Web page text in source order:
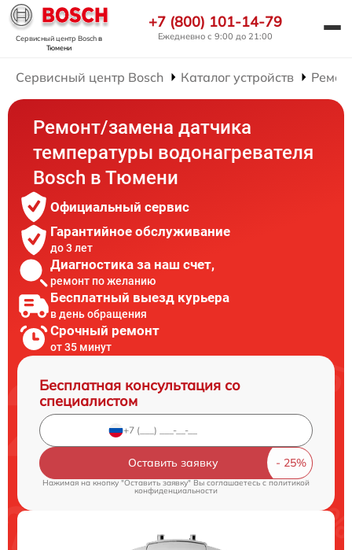
Сервисный центр Boschв
Тюмени
+7 (800) 101-14-79
Ежедневно с 9:00 до 21:00
Сервисный центр Bosch Каталог устройств
Ремонт/замена датчика
температуры водонагревателя
Bosch в Тюмени
Официальный сервис
Гарантийное обслуживание
до 3 лет
Диагностика за наш счет,
ремонт по желанию
Бесплатный выезд курьера
в день обращения
Срочный ремонт
от 35 минут
Бесплатная консультация со
специалистом
Оставить заявку
Нажимая на кнопку "Оставить заявку" Вы соглашаетесь cполитикой
конфиденциальности